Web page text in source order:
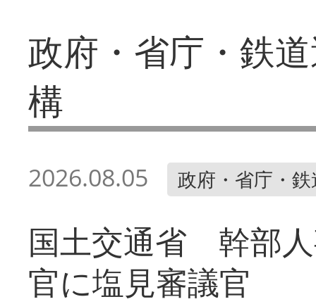
政府・省庁・鉄
構
2026.08.05 政府・省庁・
国土交通省 幹部
官に塩見審議官